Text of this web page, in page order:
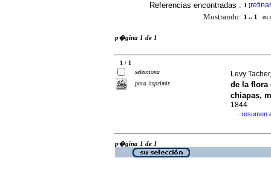
Referencias encontradas : 1 [refinar
Mostrando: 1 .. 1 en
p�gina 1 de 1
1 / 1
selecciona
para imprimir
Levy
de la flora
chiapas,
1844
· resumen
p�gina 1 de 1